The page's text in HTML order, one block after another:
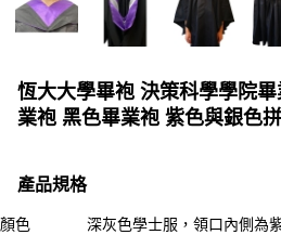
恆大大學畢袍 決策科學學院
業袍 黑色畢業袍 紫色與銀色
產品規格
顏色
深灰色學士服，領口內側為